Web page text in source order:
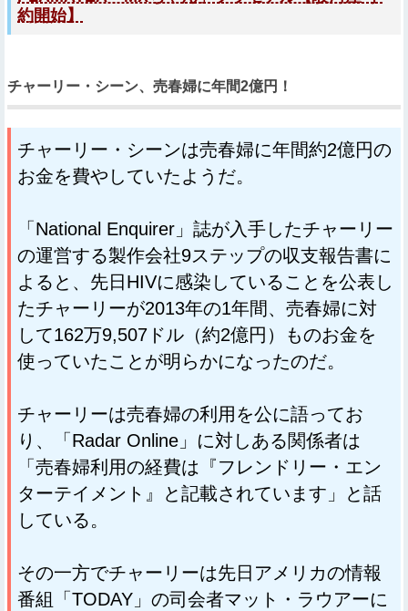
約開始】
チャーリー・シーン、売春婦に年間2億円！
チャーリー・シーンは売春婦に年間約2億円の
お金を費やしていたようだ。
「National Enquirer」誌が入手したチャーリー
の運営する製作会社9ステップの収支報告書に
よると、先日HIVに感染していることを公表し
たチャーリーが2013年の1年間、売春婦に対
して162万9,507ドル（約2億円）ものお金を
使っていたことが明らかになったのだ。
チャーリーは売春婦の利用を公に語ってお
り、「Radar Online」に対しある関係者は
「売春婦利用の経費は『フレンドリー・エン
ターテイメント』と記載されています」と話
している。
その一方でチャーリーは先日アメリカの情報
番組「TODAY」の司会者マット・ラウアーに